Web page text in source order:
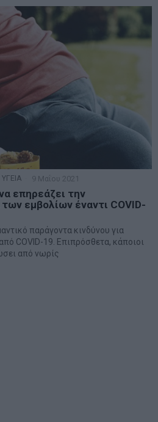
ΥΓΕΙΑ 9 Μαΐου 2021
επηρεάζει την
εμβολίων έναντι COVID-
παράγοντα κινδύνου για
COVID-19. Επιπρόσθετα, κάποιοι
από νωρίς